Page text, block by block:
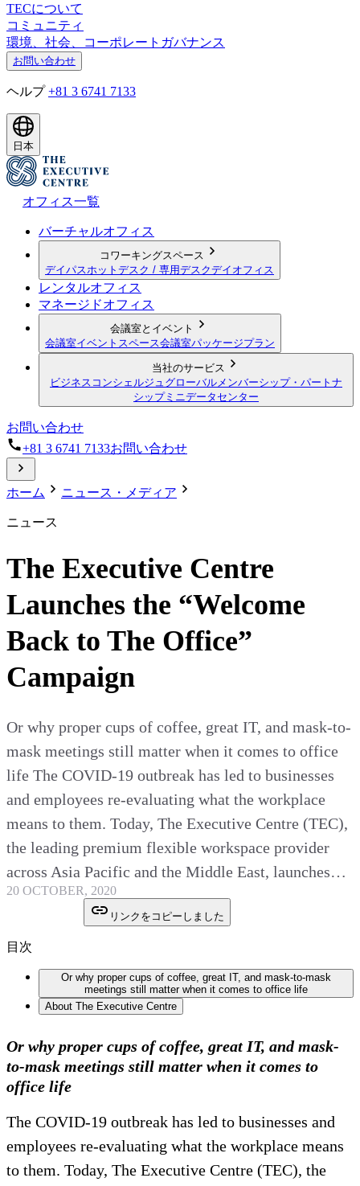
TECについて
コミュニティ
環境、社会、コーポレートガバナンス
お問い合わせ
ヘルプ +81 3 6741 7133
日本
オフィス一覧
バーチャルオフィス
コワーキングスペース
デイパス ホットデスク / 専用デスクデイオフィス
レンタルオフィス
マネージドオフィス
会議室とイベント
会議室イベントスペース会議室パッケージプラン
当社のサービス
ビジネスコンシェルジュ グローバルメンバーシップ・パートナ
シップミニデータセンター
お問い合わせ
+81 3 6741 7133お問い合わせ
ホーム ニュース・メディア
ニュース
The Executive Centre
Launches the “Welcome
Back to The Office”
Campaign
Or why proper cups of coffee, great IT, and mask-to-
mask meetings still matter when it comes to office
life The COVID-19 outbreak has led to businesses
and employees re-evaluating what the workplace
means to them. Today, The Executive Centre (TEC),
the leading premium flexible workspace provider
across Asia Pacific and the Middle East, launches…
20 OCTOBER, 2020
リンクをコピーしました
目次
Or why proper cups of coffee, great IT, and mask-to-mask
meetings still matter when it comes to office life
About The Executive Centre
Or why proper cups of coffee, great IT, and mask-
to-mask meetings still matter when it comes to
office life
The COVID-19 outbreak has led to businesses and
employees re-evaluating what the workplace means
to them. Today, The Executive Centre (TEC), the